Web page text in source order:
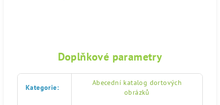
Doplňkové parametry
Kategorie:
Abecední katalog dortových
obrázků